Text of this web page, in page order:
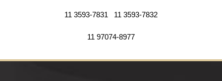
11 3593-7831 11 3593-7832
11 97074-8977